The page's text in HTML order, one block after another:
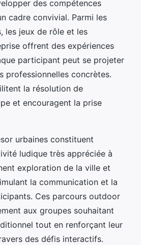
des compétences
cadre convivial. Parmi les
les jeux de rôle et les
offrent des expériences
participant peut se projeter
professionnelles concrètes.
la résolution de
et encouragent la prise
urbaines constituent
ludique très appréciée à
exploration de la ville et
la communication et la
Ces parcours outdoor
aux groupes souhaitant
tout en renforçant leur
des défis interactifs.